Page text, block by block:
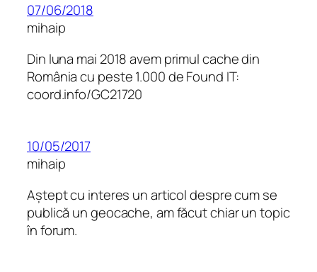
07/06/2018
mihaip
Din luna mai 2018 avem primul cache din
România cu peste 1.000 de Found IT:
coord.info/GC21720
10/05/2017
mihaip
Aștept cu interes un articol despre cum se
publică un geocache, am făcut chiar un topic
în forum.